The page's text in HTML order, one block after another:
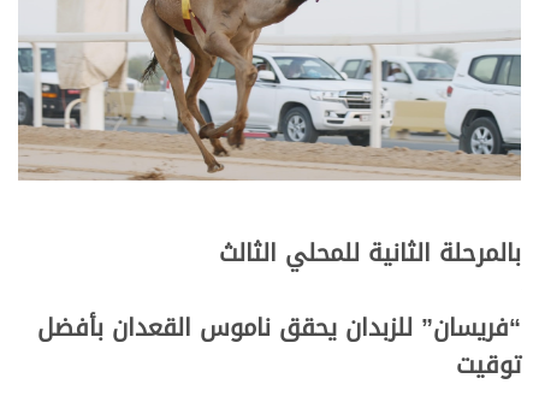
بالمرحلة الثانية للمحلي الثالث
“فريسان” للزبدان يحقق ناموس القعدان بأفضل
توقيت